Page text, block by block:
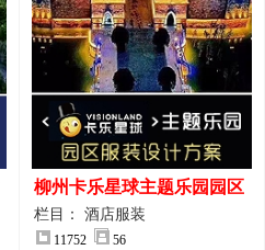
柳州卡乐星球主题乐园园区
服装设计方案
栏目： 酒店服装
11752 56